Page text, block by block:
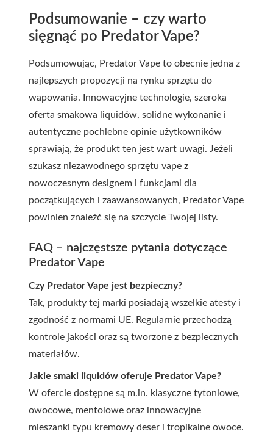
Podsumowanie – czy warto
sięgnąć po Predator Vape?
Podsumowując, Predator Vape to obecnie jedna z
najlepszych propozycji na rynku sprzętu do
wapowania. Innowacyjne technologie, szeroka
oferta smakowa liquidów, solidne wykonanie i
autentyczne pochlebne opinie użytkowników
sprawiają, że produkt ten jest wart uwagi. Jeżeli
szukasz niezawodnego sprzętu vape z
nowoczesnym designem i funkcjami dla
początkujących i zaawansowanych, Predator Vape
powinien znaleźć się na szczycie Twojej listy.
FAQ – najczęstsze pytania dotyczące
Predator Vape
Czy Predator Vape jest bezpieczny?
Tak, produkty tej marki posiadają wszelkie atesty i
zgodność z normami UE. Regularnie przechodzą
kontrole jakości oraz są tworzone z bezpiecznych
materiałów.
Jakie smaki liquidów oferuje Predator Vape?
W ofercie dostępne są m.in. klasyczne tytoniowe,
owocowe, mentolowe oraz innowacyjne
mieszanki typu kremowy deser i tropikalne owoce.